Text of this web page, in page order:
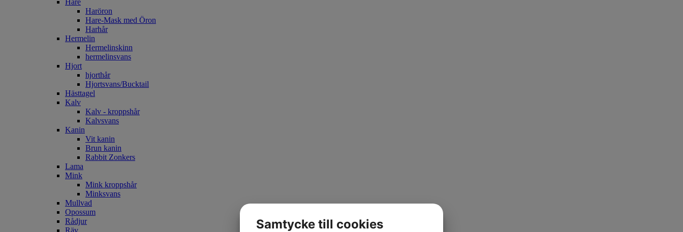
Haröron
Hare-Mask med Öron
Harhår
Hermelin
Hermelinskinn
hermelinsvans
Hjort
hjorthår
Hjortsvans/Bucktail
Hästtagel
Kalv
Kalv - kroppshår
Kalvsvans
Kanin
Vit kanin
Brun kanin
Rabbit Zonkers
Lama
Mink
Mink kroppshår
Minksvans
Mullvad
Opossum
Rådjur
Räv
Samtycke till cookies